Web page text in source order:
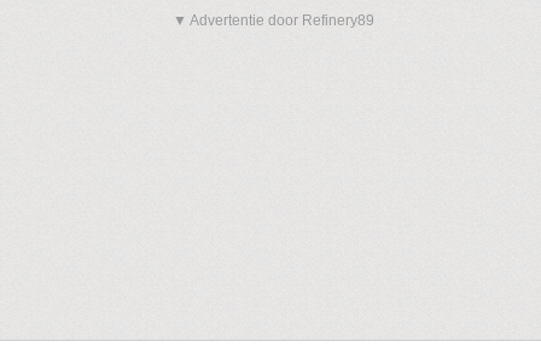
▼ Advertentie door Refinery89